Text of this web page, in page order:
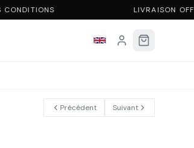
LIVRAISON
Précédent Suivant